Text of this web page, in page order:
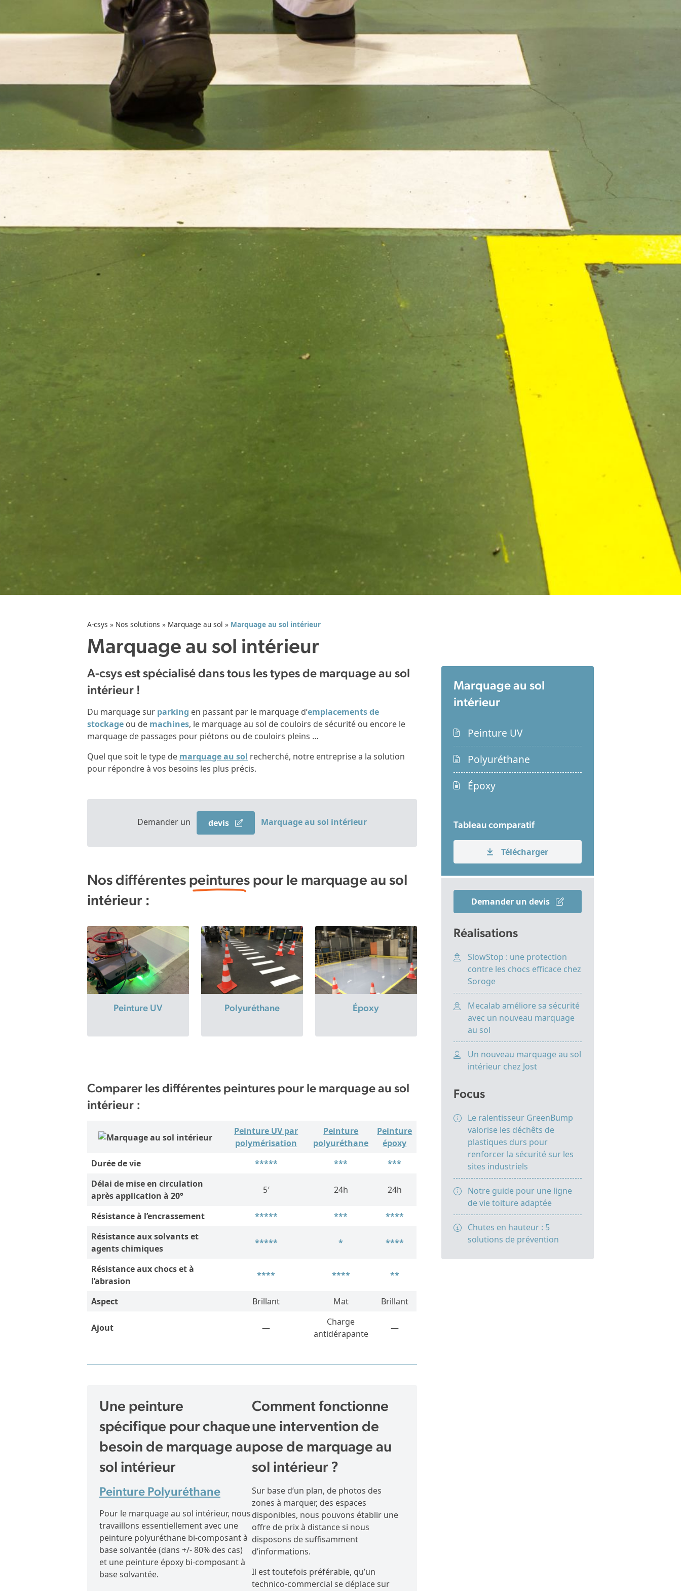
A-csys » Nos solutions » Marquage au sol » Marquage au sol intérieur
Marquage au sol intérieur
A-csys est spécialisé dans tous les types de marquage au sol
intérieur !
Du marquage sur parking en passant par le marquage d’emplacements de
stockage ou de machines, le marquage au sol de couloirs de sécurité ou encore le
marquage de passages pour piétons ou de couloirs pleins …
Quel que soit le type de marquage au sol recherché, notre entreprise a la solution
pour répondre à vos besoins les plus précis.
Demander un devis Marquage au sol intérieur
Nos différentes peintures pour le marquage au sol
intérieur :
Peinture UV Polyuréthane Époxy
Comparer les différentes peintures pour le marquage au sol
intérieur :
Peinture UV par
polymérisation
Peinture
polyuréthane
Peinture
époxy
Durée de vie
***** ***
***
Délai de mise en circulation
après application à 20°
5′ 24h 24h
Résistance à l’encrassement ***** ***
****
Résistance aux solvants et
agents chimiques
***** * ****
Résistance aux chocs et à
l’abrasion
**** **** **
Aspect Brillant Mat Brillant
Ajout —
Charge
antidérapante
—
Une peinture
spécifique pour chaque
besoin de marquage au
sol intérieur
Peinture Polyuréthane
Pour le marquage au sol intérieur, nous
travaillons essentiellement avec une
peinture polyuréthane bi-composant à
base solvantée (dans +/- 80% des cas)
et une peinture époxy bi-composant à
base solvantée.
Comment fonctionne
une intervention de
pose de marquage au
sol intérieur ?
Sur base d’un plan, de photos des
zones à marquer, des espaces
disponibles, nous pouvons établir une
offre de prix à distance si nous
disposons de suffisamment
d’informations.
Il est toutefois préférable, qu’un
technico-commercial se déplace sur
Marquage au sol
intérieur
Peinture UV
Polyuréthane
Époxy
Tableau comparatif
Télécharger
Demander un devis
Réalisations
SlowStop : une protection
contre les chocs efficace chez
Soroge
Mecalab améliore sa sécurité
avec un nouveau marquage
au sol
Un nouveau marquage au sol
intérieur chez Jost
Focus
Le ralentisseur GreenBump
valorise les déchêts de
plastiques durs pour
renforcer la sécurité sur les
sites industriels
Notre guide pour une ligne
de vie toiture adaptée
Chutes en hauteur : 5
solutions de prévention